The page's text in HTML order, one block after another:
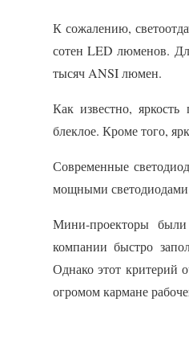
К сожалению,
сотен LED люменов.
тысяч ANSI люмен.
Как известно,
блеклое. Кроме того,
Современные
мощными
Мини-проекторы были
компании быстро
Однако этот критерий
огромом кармане